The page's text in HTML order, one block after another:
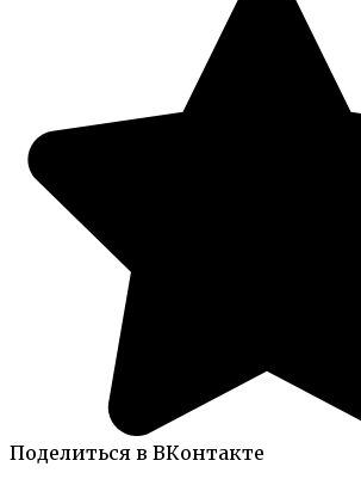
Поделиться в ВКонтакте